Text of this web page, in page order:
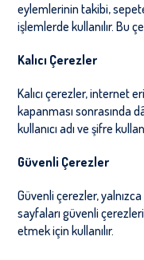
eylemlerinin takibi,
işlemlerde kullanılır. Bu
Kalıcı Çerezler
Kalıcı çerezler, internet
kapanması sonrasında
kullanıcı adı ve şifre
Güvenli Çerezler
Güvenli çerezler,
sayfaları güvenli
etmek için kullanılır.